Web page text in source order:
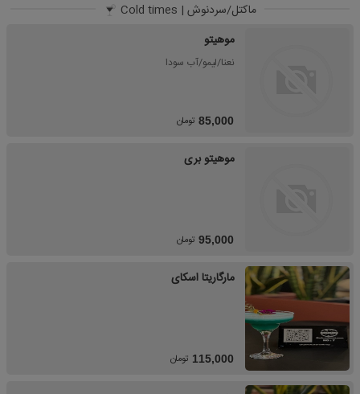
ماکتل/سردنوش | Cold times
موهیتو
نعنا/لیمو/آب سودا
85,000 تومان
موهیتو بری
95,000 تومان
مارگاریتا اسکای
115,000 تومان